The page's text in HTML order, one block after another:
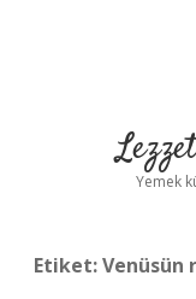
Yemek
Etiket:Venüsün